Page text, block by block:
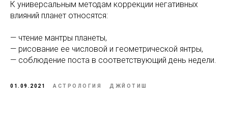
К универсальным методам коррекции негативных
влияний планет относятся:
— чтение мантры планеты,
— рисование ее числовой и геометрической янтры,
— соблюдение поста в соответствующий день недели.
01.09.2021 АСТРОЛОГИЯ ДЖЙОТИШ